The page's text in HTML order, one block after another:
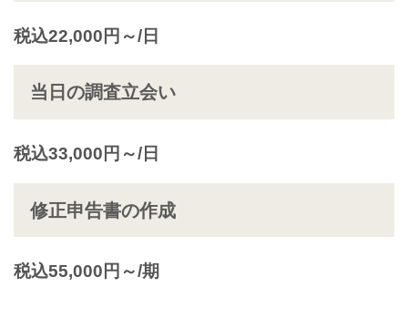
税込22,000円～/日
当日の調査立会い
税込33,000円～/日
修正申告書の作成
税込55,000円～/期